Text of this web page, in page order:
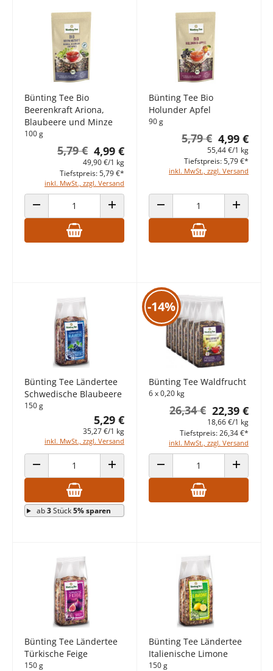
Bünting Tee Bio
Beerenkraft Ariona,
Blaubeere und Minze
100 g
4,99 €
5,79 €
49,90 €/1 kg
inkl. MwSt., zzgl. Versand
Tiefstpreis: 5,79 €*
ANZAHL VERRINGERN ANZAHL ERHÖHEN
Bünting Tee Bio
Holunder Apfel
90 g
4,99 €
5,79 €
55,44 €/1 kg
inkl. MwSt., zzgl. Versand
Tiefstpreis: 5,79 €*
ANZAHL VERRINGERN ANZAHL
Bünting Tee Ländertee
Schwedische Blaubeere
150 g
5,29 €
35,27 €/1 kg
inkl. MwSt., zzgl. Versand
ANZAHL VERRINGERN ANZAHL ERHÖHEN
ab3Stück5% sparen
-14%
Bünting Tee Waldfrucht
6 x 0,20 kg
22,39 €
26,34 €
18,66 €/1 kg
inkl. MwSt., zzgl. Versand
Tiefstpreis: 26,34 €*
ANZAHL VERRINGERN ANZAHL
Bünting Tee Ländertee
Türkische Feige
150 g
Bünting Tee Ländertee
Italienische Limone
150 g